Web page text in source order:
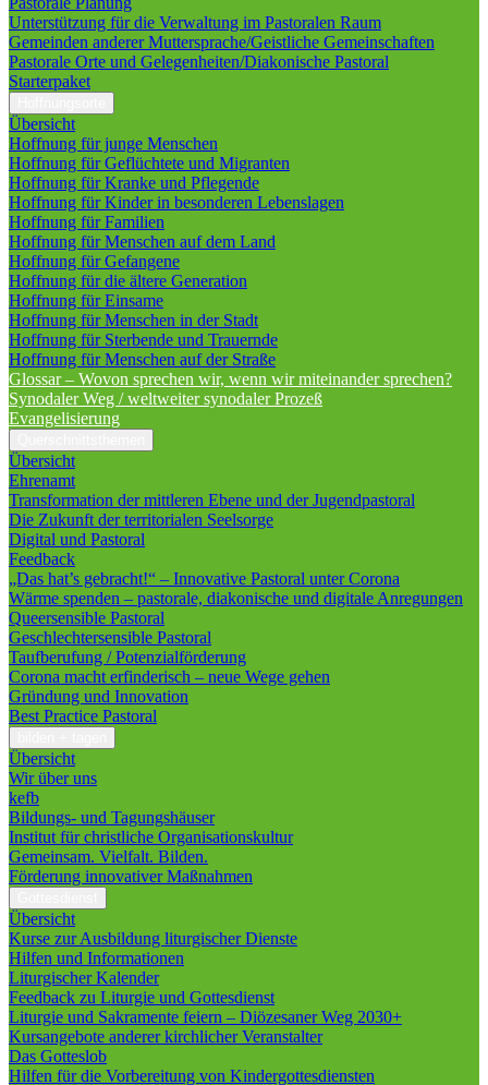
Unterstützung für die Verwaltung im Pastoralen Raum
Gemeinden anderer Muttersprache/Geistliche Gemeinschaften
Pastorale Orte und Gelegenheiten/Diakonische Pastoral
Starterpaket
Übersicht
Hoffnung für junge Menschen
Hoffnung für Geflüchtete und Migranten
Hoffnung für Kranke und Pflegende
Hoffnung für Kinder in besonderen Lebenslagen
Hoffnung für Familien
Hoffnung für Menschen auf dem Land
Hoffnung für Gefangene
Hoffnung für die ältere Generation
Hoffnung für Einsame
Hoffnung für Menschen in der Stadt
Hoffnung für Sterbende und Trauernde
Hoffnung für Menschen auf der Straße
Glossar – Wovon sprechen wir, wenn wir miteinander sprechen?
Synodaler Weg / weltweiter synodaler Prozeß
Evangelisierung
Übersicht
Ehrenamt
Transformation der mittleren Ebene und der Jugendpastoral
Die Zukunft der territorialen Seelsorge
Digital und Pastoral
Feedback
„Das hat’s gebracht!“ – Innovative Pastoral unter Corona
Wärme spenden – pastorale, diakonische und digitale Anregungen
Queersensible Pastoral
Geschlechtersensible Pastoral
Taufberufung / Potenzialförderung
Corona macht erfinderisch – neue Wege gehen
Gründung und Innovation
Best Practice Pastoral
Übersicht
Wir über uns
kefb
Bildungs- und Tagungshäuser
Institut für christliche Organisationskultur
Gemeinsam. Vielfalt. Bilden.
Förderung innovativer Maßnahmen
Übersicht
Kurse zur Ausbildung liturgischer Dienste
Hilfen und Informationen
Liturgischer Kalender
Feedback zu Liturgie und Gottesdienst
Liturgie und Sakramente feiern – Diözesaner Weg 2030+
Kursangebote anderer kirchlicher Veranstalter
Das Gotteslob
Hilfen für die Vorbereitung von Kindergottesdiensten